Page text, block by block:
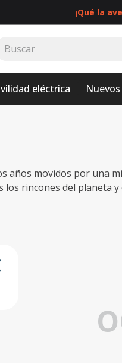
¡Qué la
eléctrica Nuevos
años movidos por una
rincones del planeta y